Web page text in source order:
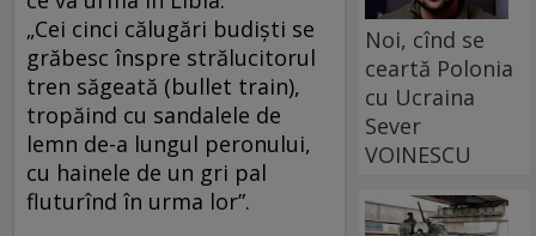
„Cei cinci călugări budişti se
grăbesc înspre strălucitorul
tren săgeată (bullet train),
tropăind cu sandalele de
lemn de-a lungul peronului,
cu hainele de un gri pal
fluturînd în urma lor”.
Noi, cînd se
ceartă Polonia
cu Ucraina
Sever
VOINESCU